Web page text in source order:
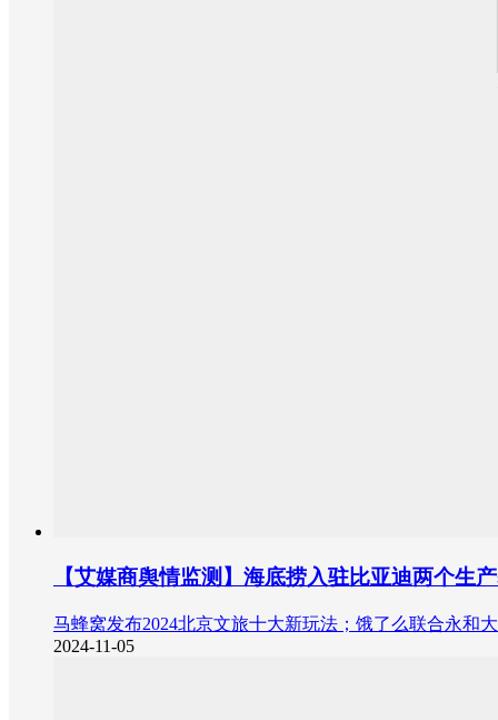
【艾媒商舆情监测】海底捞入驻比亚迪两个
马蜂窝发布2024北京文旅十大新玩法；饿了么联合永和
2024-11-05